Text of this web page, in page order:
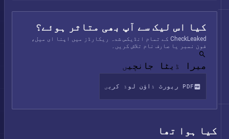
کیا اس لیک سے آپ بھی متاثر ہوئے؟
CheckLeaked کے تمام انڈیکس شدہ ریکارڈز میں اپنا ای میل،
فون نمبر یا صارف نام تلاش کریں۔
میرا ڈیٹا جانچیں
PDF رپورٹ ڈاؤن لوڈ کریں
کیا ہوا تھا